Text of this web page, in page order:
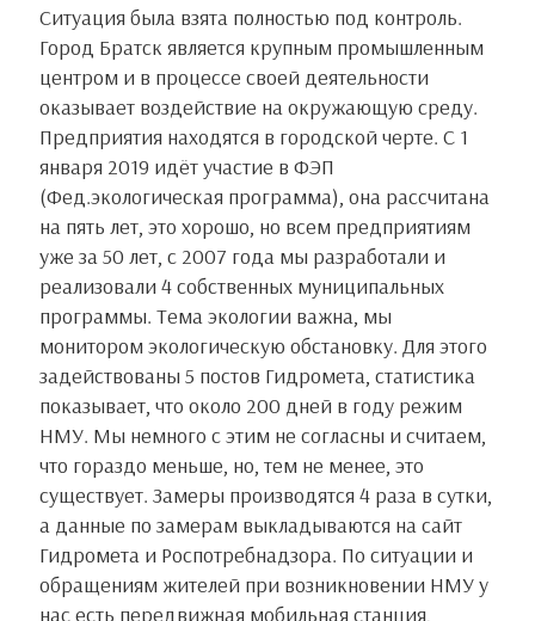
Ситуация была взята полностью под контроль.
Город Братск является крупным промышленным
центром и в процессе своей деятельности
оказывает воздействие на окружающую среду.
Предприятия находятся в городской черте. С 1
января 2019 идёт участие в ФЭП
(Фед.экологическая программа), она рассчитана
на пять лет, это хорошо, но всем предприятиям
уже за 50 лет, с 2007 года мы разработали и
реализовали 4 собственных муниципальных
программы. Тема экологии важна, мы
монитором экологическую обстановку. Для этого
задействованы 5 постов Гидромета, статистика
показывает, что около 200 дней в году режим
НМУ. Мы немного с этим не согласны и считаем,
что гораздо меньше, но, тем не менее, это
существует. Замеры производятся 4 раза в сутки,
а данные по замерам выкладываются на сайт
Гидромета и Роспотребнадзора. По ситуации и
обращениям жителей при возникновении НМУ у
нас есть передвижная мобильная станция,